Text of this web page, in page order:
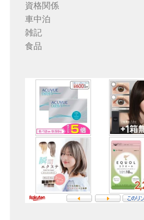
資格関係
車中泊
雑記
食品